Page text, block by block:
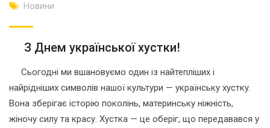
Новини
З Днем української хустки!
Сьогодні ми вшановуємо один із найтепліших і
найрідніших символів нашої культури — українську хустку.
Вона зберігає історію поколінь, материнську ніжність,
жіночу силу та красу. Хустка — це оберіг, що передавався у